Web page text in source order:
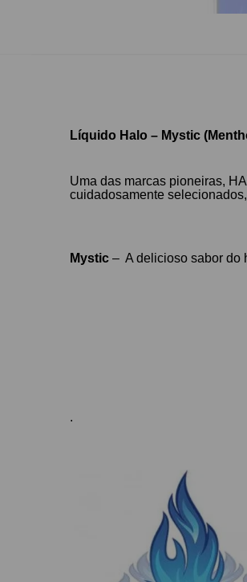
Líquido Halo – Mystic
Uma das marcas pioneiras,
cuidadosamente
Mystic– A delicioso sabor do
.